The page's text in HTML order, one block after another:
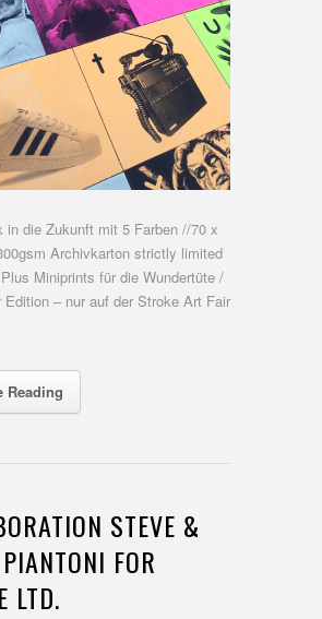
in die Zukunft mit 5 Farben //70 x
Archivkarton strictly limited
Miniprints für die Wundertüte /
Edition – nur auf der Stroke Art Fair
Reading
STEVE &
FOR
LTD.